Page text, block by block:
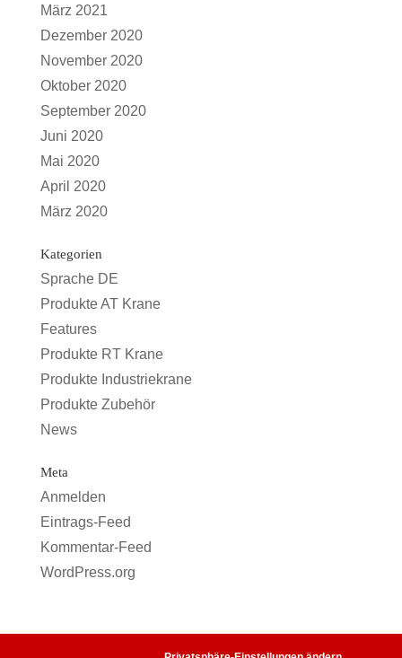
März 2021
Dezember 2020
November 2020
Oktober 2020
September 2020
Juni 2020
Mai 2020
April 2020
März 2020
Kategorien
Sprache DE
Produkte AT Krane
Features
Produkte RT Krane
Produkte Industriekrane
Produkte Zubehör
News
Meta
Anmelden
Eintrags-Feed
Kommentar-Feed
WordPress.org